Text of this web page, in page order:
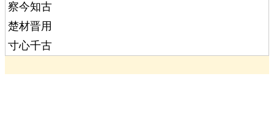
察今知古
楚材晋用
寸心千古